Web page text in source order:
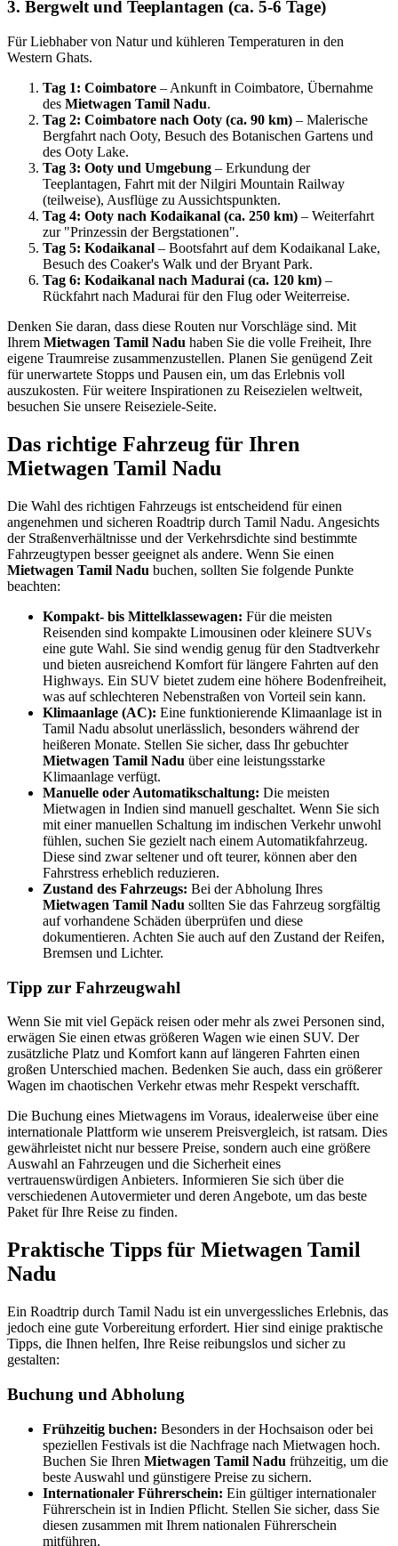
3. Bergwelt und Teeplantagen (ca. 5-6 Tage)
Für Liebhaber von Natur und kühleren Temperaturen in den
Western Ghats.
Tag 1: Coimbatore – Ankunft in Coimbatore, Übernahme
des Mietwagen Tamil Nadu.
Tag 2: Coimbatore nach Ooty (ca. 90 km) – Malerische
Bergfahrt nach Ooty, Besuch des Botanischen Gartens und
des Ooty Lake.
Tag 3: Ooty und Umgebung – Erkundung der
Teeplantagen, Fahrt mit der Nilgiri Mountain Railway
(teilweise), Ausflüge zu Aussichtspunkten.
Tag 4: Ooty nach Kodaikanal (ca. 250 km) – Weiterfahrt
zur "Prinzessin der Bergstationen".
Tag 5: Kodaikanal – Bootsfahrt auf dem Kodaikanal Lake,
Besuch des Coaker's Walk und der Bryant Park.
Tag 6: Kodaikanal nach Madurai (ca. 120 km) –
Rückfahrt nach Madurai für den Flug oder Weiterreise.
Denken Sie daran, dass diese Routen nur Vorschläge sind. Mit
Ihrem Mietwagen Tamil Nadu haben Sie die volle Freiheit, Ihre
eigene Traumreise zusammenzustellen. Planen Sie genügend Zeit
für unerwartete Stopps und Pausen ein, um das Erlebnis voll
auszukosten. Für weitere Inspirationen zu Reisezielen weltweit,
besuchen Sie unsere Reiseziele-Seite.
Das richtige Fahrzeug für Ihren
Mietwagen Tamil Nadu
Die Wahl des richtigen Fahrzeugs ist entscheidend für einen
angenehmen und sicheren Roadtrip durch Tamil Nadu. Angesichts
der Straßenverhältnisse und der Verkehrsdichte sind bestimmte
Fahrzeugtypen besser geeignet als andere. Wenn Sie einen
Mietwagen Tamil Nadu buchen, sollten Sie folgende Punkte
beachten:
Kompakt- bis Mittelklassewagen: Für die meisten
Reisenden sind kompakte Limousinen oder kleinere SUVs
eine gute Wahl. Sie sind wendig genug für den Stadtverkehr
und bieten ausreichend Komfort für längere Fahrten auf den
Highways. Ein SUV bietet zudem eine höhere Bodenfreiheit,
was auf schlechteren Nebenstraßen von Vorteil sein kann.
Klimaanlage (AC): Eine funktionierende Klimaanlage ist in
Tamil Nadu absolut unerlässlich, besonders während der
heißeren Monate. Stellen Sie sicher, dass Ihr gebuchter
Mietwagen Tamil Nadu über eine leistungsstarke
Klimaanlage verfügt.
Manuelle oder Automatikschaltung: Die meisten
Mietwagen in Indien sind manuell geschaltet. Wenn Sie sich
mit einer manuellen Schaltung im indischen Verkehr unwohl
fühlen, suchen Sie gezielt nach einem Automatikfahrzeug.
Diese sind zwar seltener und oft teurer, können aber den
Fahrstress erheblich reduzieren.
Zustand des Fahrzeugs: Bei der Abholung Ihres
Mietwagen Tamil Nadu sollten Sie das Fahrzeug sorgfältig
auf vorhandene Schäden überprüfen und diese
dokumentieren. Achten Sie auch auf den Zustand der Reifen,
Bremsen und Lichter.
Tipp zur Fahrzeugwahl
Wenn Sie mit viel Gepäck reisen oder mehr als zwei Personen sind,
erwägen Sie einen etwas größeren Wagen wie einen SUV. Der
zusätzliche Platz und Komfort kann auf längeren Fahrten einen
großen Unterschied machen. Bedenken Sie auch, dass ein größerer
Wagen im chaotischen Verkehr etwas mehr Respekt verschafft.
Die Buchung eines Mietwagens im Voraus, idealerweise über eine
internationale Plattform wie unserem Preisvergleich, ist ratsam. Dies
gewährleistet nicht nur bessere Preise, sondern auch eine größere
Auswahl an Fahrzeugen und die Sicherheit eines
vertrauenswürdigen Anbieters. Informieren Sie sich über die
verschiedenen Autovermieter und deren Angebote, um das beste
Paket für Ihre Reise zu finden.
Praktische Tipps für Mietwagen Tamil
Nadu
Ein Roadtrip durch Tamil Nadu ist ein unvergessliches Erlebnis, das
jedoch eine gute Vorbereitung erfordert. Hier sind einige praktische
Tipps, die Ihnen helfen, Ihre Reise reibungslos und sicher zu
gestalten:
Buchung und Abholung
Frühzeitig buchen: Besonders in der Hochsaison oder bei
speziellen Festivals ist die Nachfrage nach Mietwagen hoch.
Buchen Sie Ihren Mietwagen Tamil Nadu frühzeitig, um die
beste Auswahl und günstigere Preise zu sichern.
Internationaler Führerschein: Ein gültiger internationaler
Führerschein ist in Indien Pflicht. Stellen Sie sicher, dass Sie
diesen zusammen mit Ihrem nationalen Führerschein
mitführen.